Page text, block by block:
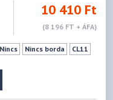
10 410 Ft
(8 196 FT + ÁFA)
Nincs Nincs borda CL11